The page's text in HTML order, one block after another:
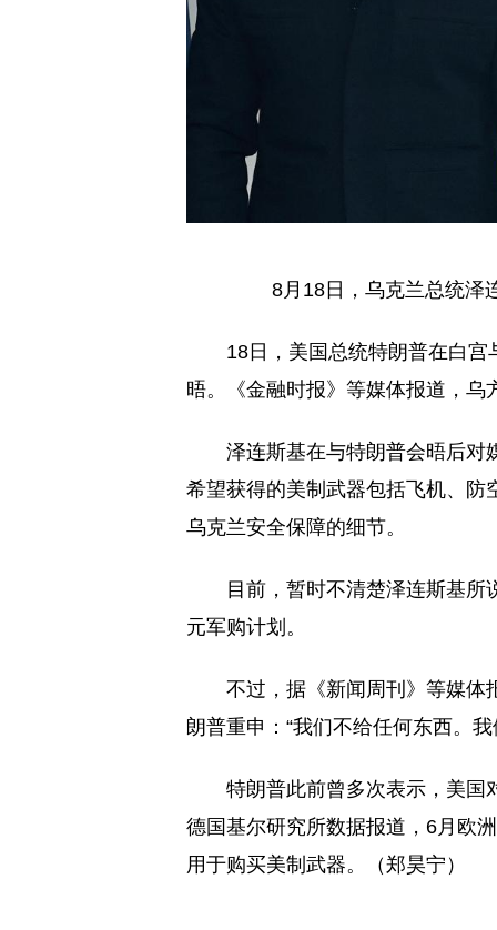
8月18日，乌克兰总统泽
18日，美国总统特朗普在白
晤。《金融时报》等媒体报道，
泽连斯基在与特朗普会晤后对
希望获得的美制武器包括飞机、防
乌克兰安全保障的细节。
目前，暂时不清楚泽连斯基
元军购计划。
不过，据《新闻周刊》等媒体
朗普重申：“我们不给任何东西。我
特朗普此前曾多次表示，美国
德国基尔研究所数据报道，6月欧
用于购买美制武器。（郑昊宁）